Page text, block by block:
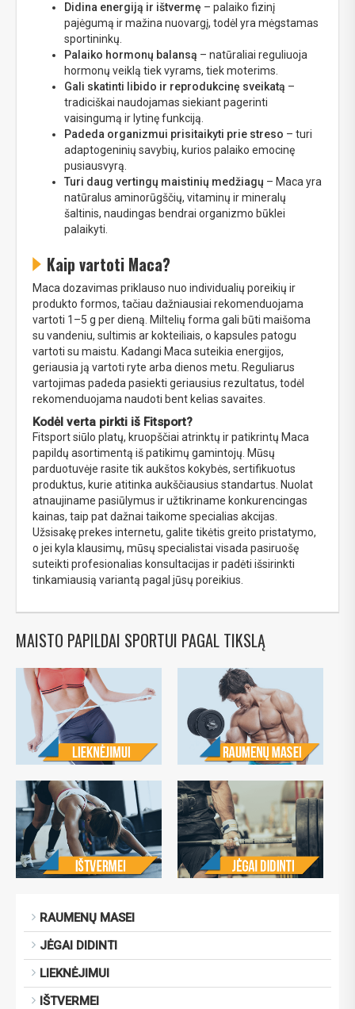
Didina energiją ir ištvermę – palaiko fizinį
pajėgumą ir mažina nuovargį, todėl yra mėgstamas
sportininkų.
Palaiko hormonų balansą – natūraliai reguliuoja
hormonų veiklą tiek vyrams, tiek moterims.
Gali skatinti libido ir reprodukcinę sveikatą –
tradiciškai naudojamas siekiant pagerinti
vaisingumą ir lytinę funkciją.
Padeda organizmui prisitaikyti prie streso – turi
adaptogeninių savybių, kurios palaiko emocinę
pusiausvyrą.
Turi daug vertingų maistinių medžiagų – Maca yra
natūralus aminorūgščių, vitaminų ir mineralų
šaltinis, naudingas bendrai organizmo būklei
palaikyti.
Kaip vartoti Maca?
Maca dozavimas priklauso nuo individualių poreikių ir
produkto formos, tačiau dažniausiai rekomenduojama
vartoti 1–5 g per dieną. Miltelių forma gali būti maišoma
su vandeniu, sultimis ar kokteiliais, o kapsules patogu
vartoti su maistu. Kadangi Maca suteikia energijos,
geriausia ją vartoti ryte arba dienos metu. Reguliarus
vartojimas padeda pasiekti geriausius rezultatus, todėl
rekomenduojama naudoti bent kelias savaites.
Kodėl verta pirkti iš Fitsport?
Fitsport siūlo platų, kruopščiai atrinktų ir patikrintų Maca
papildų asortimentą iš patikimų gamintojų. Mūsų
parduotuvėje rasite tik aukštos kokybės, sertifikuotus
produktus, kurie atitinka aukščiausius standartus. Nuolat
atnaujiname pasiūlymus ir užtikriname konkurencingas
kainas, taip pat dažnai taikome specialias akcijas.
Užsisakę prekes internetu, galite tikėtis greito pristatymo,
o jei kyla klausimų, mūsų specialistai visada pasiruošę
suteikti profesionalias konsultacijas ir padėti išsirinkti
tinkamiausią variantą pagal jūsų poreikius.
MAISTO PAPILDAI SPORTUI PAGAL TIKSLĄ
RAUMENŲ MASEI
JĖGAI DIDINTI
LIEKNĖJIMUI
IŠTVERMEI